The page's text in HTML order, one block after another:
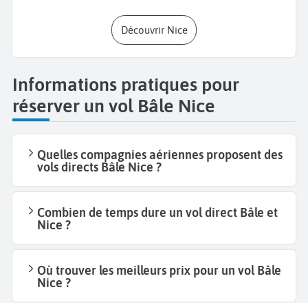
Découvrir Nice
Informations pratiques pour
réserver un vol Bâle Nice
Quelles compagnies aériennes proposent des
vols directs Bâle Nice ?
Combien de temps dure un vol direct Bâle et
Nice ?
Où trouver les meilleurs prix pour un vol Bâle
Nice ?